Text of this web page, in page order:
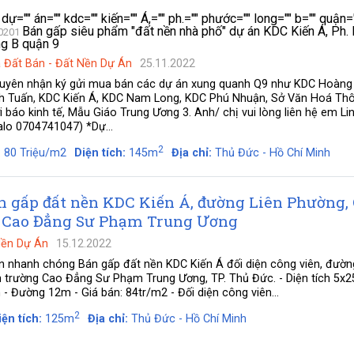
dự="" án="" kdc="" kiến="" Á,="" ph.="" phước="" long="" b=""
Bán gấp siêu phẩm "đất nền nhà phố" dự án KDC Kiến Á,
B quận 9
Đất Bán -Đất Nền Dự Án
25.11.2022
nhận ký gửi mua bán các dự án xung quanh Q9 như KDC
Tuấn, KDC Kiến Á, KDC Nam Long, KDC Phú Nhuận, Sở Văn Hoá
báo kinh tế, Mẫu Giáo Trung Ương 3. Anh/ chị vui lòng liên hệ em
0704741047) *Dự...
80 Triệu/m2 Diện tích: 145m2 Địa chỉ: Thủ Đức - Hồ Chí Minh
gấp đất nền KDC Kiến Á, đường Liên Phường,
Đẳng Sư Phạm Trung Ương
Dự Án
15.12.2022
nhanh chóng Bán gấp đất nền KDC Kiến Á đối diện công viên,
trường Cao Đẳng Sư Phạm Trung Ương, TP. Thủ Đức. - Diện tích
- Đường 12m - Giá bán: 84tr/m2 - Đối diện công viên...
tích: 125m2 Địa chỉ: Thủ Đức - Hồ Chí Minh